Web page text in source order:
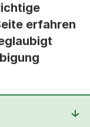
erfahren